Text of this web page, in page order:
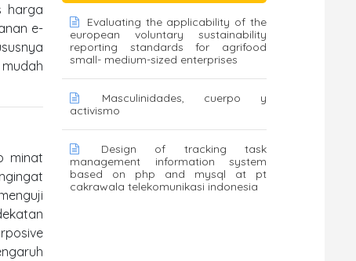
harga
e-
minat
Evaluating the applicability of the
european voluntary sustainability
reporting standards for agrifood
small- medium-sized enterprises
Masculinidades, cuerpo y
activismo
Design of tracking task
management information system
based on php and mysql at pt
cakrawala telekomunikasi indonesia